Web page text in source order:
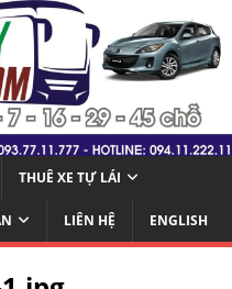
THUÊ XE TỰ LÁI
LIÊN HỆ ENGLISH